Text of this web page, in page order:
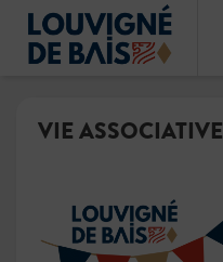
VIE ASSOCIATIVE